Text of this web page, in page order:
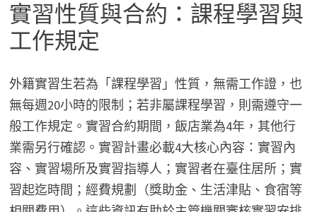
實習性質與合約：課程學習與
工作規定
外籍實習生若為「課程學習」性質，無需工作證，也
無每週20小時的限制；若非屬課程學習，則需遵守一
般工作規定。實習合約期間，飯店業為4年，其他行
業需另行確認。實習計畫必載4大核心內容：實習內
容、實習場所及實習指導人；實習者在臺住居所；實
習起迄時間；經費規劃（獎助金、生活津貼、食宿等